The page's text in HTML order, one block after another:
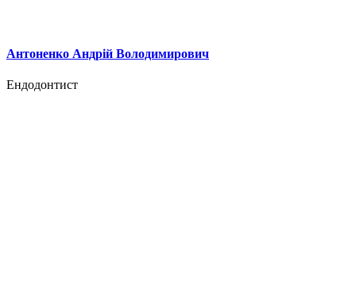
Антоненко Андрій Володимирович
Ендодонтист